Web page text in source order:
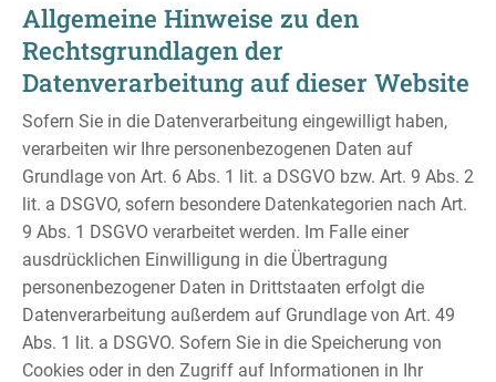
Allgemeine Hinweise zu den
Rechtsgrundlagen der
Datenverarbeitung auf dieser Website
Sofern Sie in die Datenverarbeitung eingewilligt haben,
verarbeiten wir Ihre personenbezogenen Daten auf
Grundlage von Art. 6 Abs. 1 lit. a DSGVO bzw. Art. 9 Abs. 2
lit. a DSGVO, sofern besondere Datenkategorien nach Art.
9 Abs. 1 DSGVO verarbeitet werden. Im Falle einer
ausdrücklichen Einwilligung in die Übertragung
personenbezogener Daten in Drittstaaten erfolgt die
Datenverarbeitung außerdem auf Grundlage von Art. 49
Abs. 1 lit. a DSGVO. Sofern Sie in die Speicherung von
Cookies oder in den Zugriff auf Informationen in Ihr